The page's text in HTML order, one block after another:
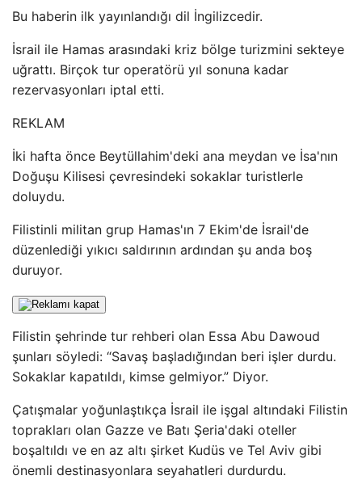
Bu haberin ilk yayınlandığı dil İngilizcedir.
İsrail ile Hamas arasındaki kriz bölge turizmini sekteye
uğrattı. Birçok tur operatörü yıl sonuna kadar
rezervasyonları iptal etti.
REKLAM
İki hafta önce Beytüllahim'deki ana meydan ve İsa'nın
Doğuşu Kilisesi çevresindeki sokaklar turistlerle
doluydu.
Filistinli militan grup Hamas'ın 7 Ekim'de İsrail'de
düzenlediği yıkıcı saldırının ardından şu anda boş
duruyor.
Filistin şehrinde tur rehberi olan Essa Abu Dawoud
şunları söyledi: “Savaş başladığından beri işler durdu.
Sokaklar kapatıldı, kimse gelmiyor.” Diyor.
Çatışmalar yoğunlaştıkça İsrail ile işgal altındaki Filistin
toprakları olan Gazze ve Batı Şeria'daki oteller
boşaltıldı ve en az altı şirket Kudüs ve Tel Aviv gibi
önemli destinasyonlara seyahatleri durdurdu.